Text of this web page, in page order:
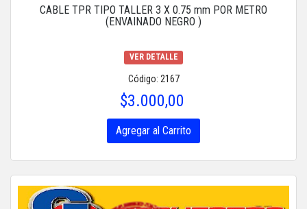
CABLE TPR TIPO TALLER 3 X 0.75 mm POR METRO
(ENVAINADO NEGRO )
VER DETALLE
Código: 2167
$3.000,00
Agregar al Carrito